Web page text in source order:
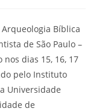
Bíblica
de São Paulo –
nos dias 15, 16, 17
pelo Instituto
Universidade
de